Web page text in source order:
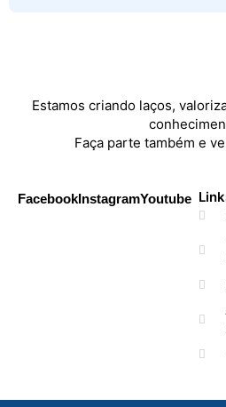
Estamos criando laços,
Faça parte também e
FacebookInstagramYoutube